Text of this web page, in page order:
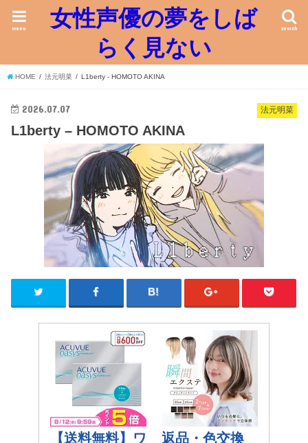
女性声優の夢をしば
らく見ない
search
menu
HOME 法元明菜 L1berty - HOMOTO AKINA
法元明菜
2026.07.07
L1berty – HOMOTO AKINA